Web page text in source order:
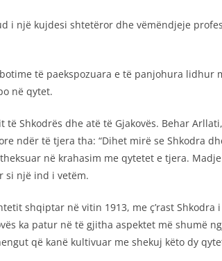
i një kujdesi shtetëror dhe vëmëndjeje
të paekspozuara e të panjohura lidhur
në qytet.
Shkodrës dhe atë të Gjakovës. Behar
ndër të tjera tha: “Dihet mirë se Shkodra
në krahasim me qytetet e tjera.
si një ind i vetëm.
shqiptar në vitin 1913, me ç’rast Shkodra
ka patur në të gjitha aspektet më shumë
që kanë kultivuar me shekuj këto dy